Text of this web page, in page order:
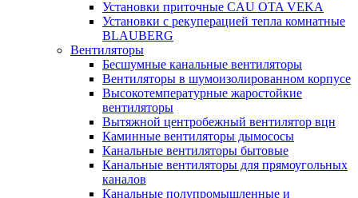
Установки приточные CAU OTA VEKA
Установки с рекуперацией тепла комнатные
BLAUBERG
Вентиляторы
Бесшумные канальные вентиляторы
Вентиляторы в шумоизолированном корпусе
Высокотемпературные жаростойкие
вентиляторы
Вытяжной центробежный вентилятор вцн
Каминные вентиляторы дымососы
Канальные вентиляторы бытовые
Канальные вентиляторы для прямоугольных
каналов
Канальные полупромышленные и